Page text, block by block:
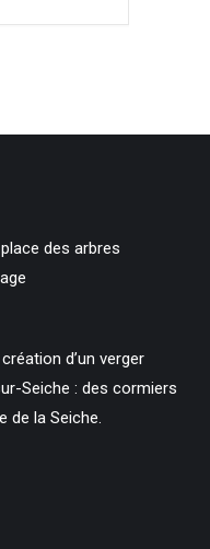
des arbres
d’un verger
Seiche : des cormiers
de la Seiche.